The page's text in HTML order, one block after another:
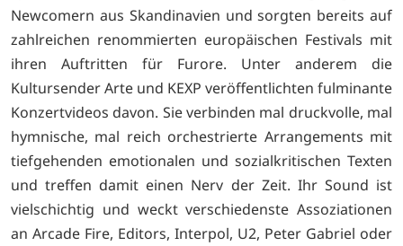
Newcomern aus Skandinavien und sorgten bereits auf
zahlreichen renommierten europäischen Festivals mit
ihren Auftritten für Furore. Unter anderem die
Kultursender Arte und KEXP veröffentlichten fulminante
Konzertvideos davon. Sie verbinden mal druckvolle, mal
hymnische, mal reich orchestrierte Arrangements mit
tiefgehenden emotionalen und sozialkritischen Texten
und treffen damit einen Nerv der Zeit. Ihr Sound ist
vielschichtig und weckt verschiedenste Assoziationen
an Arcade Fire, Editors, Interpol, U2, Peter Gabriel oder